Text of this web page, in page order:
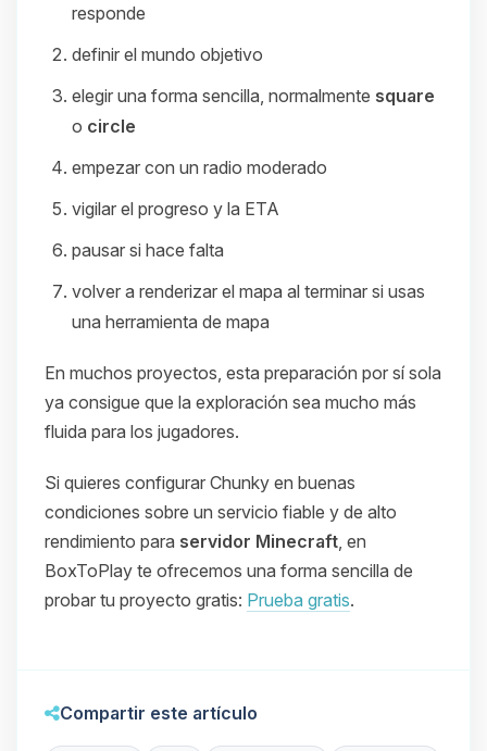
responde
definir el mundo objetivo
elegir una forma sencilla, normalmente square
o circle
empezar con un radio moderado
vigilar el progreso y la ETA
pausar si hace falta
volver a renderizar el mapa al terminar si usas
una herramienta de mapa
En muchos proyectos, esta preparación por sí sola
ya consigue que la exploración sea mucho más
fluida para los jugadores.
Si quieres configurar Chunky en buenas
condiciones sobre un servicio fiable y de alto
rendimiento para servidor Minecraft , en
BoxToPlay te ofrecemos una forma sencilla de
probar tu proyecto gratis: Prueba gratis.
Compartir este artículo